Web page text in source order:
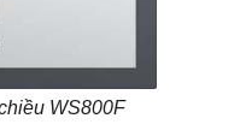
WS800F